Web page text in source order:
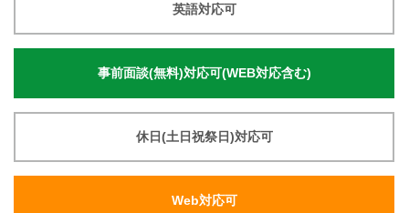
英語対応可
事前面談(無料)対応可(WEB対応含む)
休日(土日祝祭日)対応可
Web対応可